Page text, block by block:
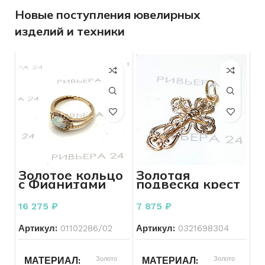
Новые поступления ювелирных
изделий и техники
Золотое кольцо
с Фианитами
585 пробы 2.17
грамма р. 16
16 275 ₽
Артикул: 01102286/02
МАТЕРИАЛ Золото
Золотая
подвеска крест
583 пробы 1.05
грамм
7 875 ₽
Артикул: 0321698304
МАТЕРИАЛ Золото